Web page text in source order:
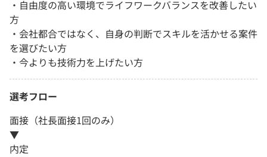
・自由度の高い環境でライフワークバランスを改善したい
方
・会社都合ではなく、自身の判断でスキルを活かせる案件
を選びたい方
・今よりも技術力を上げたい方
選考フロー
面接（社長面接1回のみ）
▼
内定